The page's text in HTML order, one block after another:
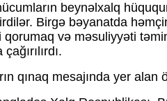
beynəlxalq
Birgə bəyanatda
və məsuliyyəti
qınaq mesajında ​​yer alan